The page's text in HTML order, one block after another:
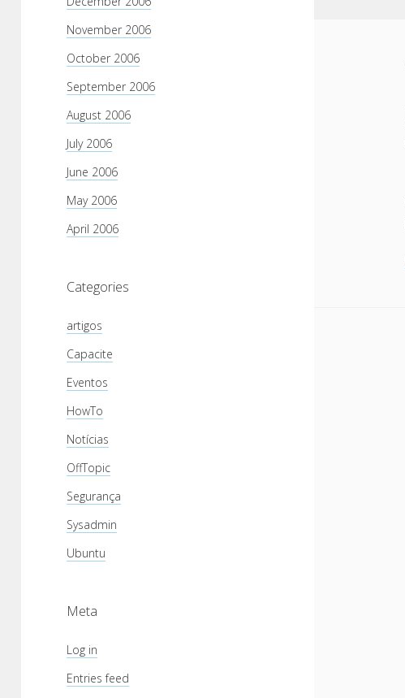
November 2006
October 2006
September 2006
August 2006
July 2006
June 2006
May 2006
April 2006
Categories
artigos
Capacite
Eventos
HowTo
Notícias
OffTopic
Segurança
Sysadmin
Ubuntu
Meta
Log in
Entries feed